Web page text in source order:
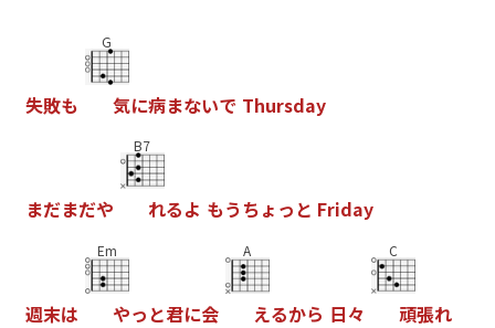
失敗も
G
気に病まないで Thursday
まだまだや
B7
れるよ もう ちょ っ と Friday
週末は
Em
やっ と君に会
A
えるから 日々
C
頑張れ